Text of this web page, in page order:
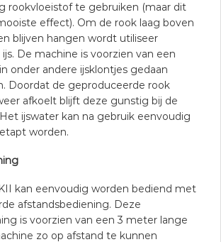
rookvloeistof te gebruiken (maar dit
effect). Om de rook laag boven
blijven hangen wordt utiliseer
De machine is voorzien van een
onder andere ijsklontjes gedaan
Doordat de geproduceerde rook
afkoelt blijft deze gunstig bij de
ijswater kan na gebruik eenvoudig
worden.
kan eenvoudig worden bediend met
afstandsbediening. Deze
is voorzien van een 3 meter lange
zo op afstand te kunnen